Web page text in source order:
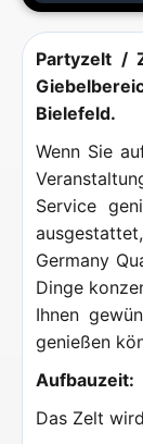
Partyzelt /
Bielefeld.
Wenn Sie
Service
Germany
Dinge
Ihnen
genießen
Aufbauzeit:
Das Zelt